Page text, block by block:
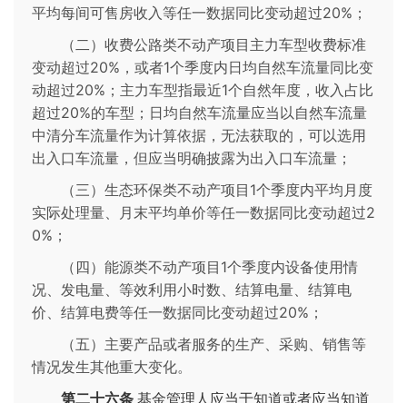
平均每间可售房收入等任一数据同比变动超过20%；
（二）收费公路类不动产项目主力车型收费标准
变动超过20%，或者1个季度内日均自然车流量同比变
动超过20%；主力车型指最近1个自然年度，收入占比
超过20%的车型；日均自然车流量应当以自然车流量
中清分车流量作为计算依据，无法获取的，可以选用
出入口车流量，但应当明确披露为出入口车流量；
（三）生态环保类不动产项目1个季度内平均月度
实际处理量、月末平均单价等任一数据同比变动超过2
0%；
（四）能源类不动产项目1个季度内设备使用情
况、发电量、等效利用小时数、结算电量、结算电
价、结算电费等任一数据同比变动超过20%；
（五）主要产品或者服务的生产、采购、销售等
情况发生其他重大变化。
第二十六条 基金管理人应当于知道或者应当知道